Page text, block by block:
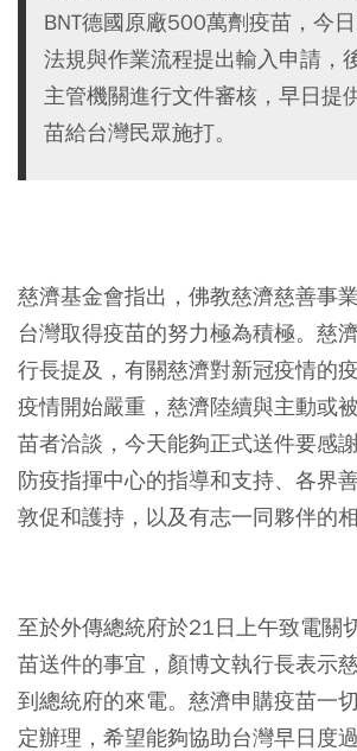
BNT德國原廠500萬劑疫苗，今
法規與作業流程提出輸入申請，
主管機關進行文件審核，早日提
苗給台灣民眾施打。
慈濟基金會指出，佛教慈濟慈善事
台灣取得疫苗的努力極為積極。慈
行長提及，有關慈濟對新冠疫情的
疫情開始嚴重，慈濟陸續與主動或
苗者洽談，今天能夠正式送件要感
防疫指揮中心的指導和支持、各界
敦促和護持，以及有志一同夥伴的
至於外傳總統府於21日上午致電關
苗送件的事宜，顏博文執行長表示
到總統府的來電。慈濟申購疫苗一
定辦理，希望能夠協助台灣早日度過